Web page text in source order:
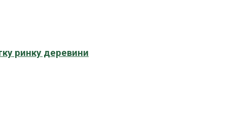
ринку деревини